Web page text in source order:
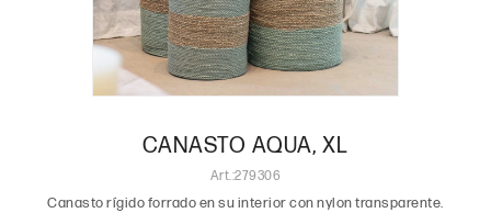
CANASTO AQUA, XL
279306
Canasto rígido forrado en su interior con nylon transparente.